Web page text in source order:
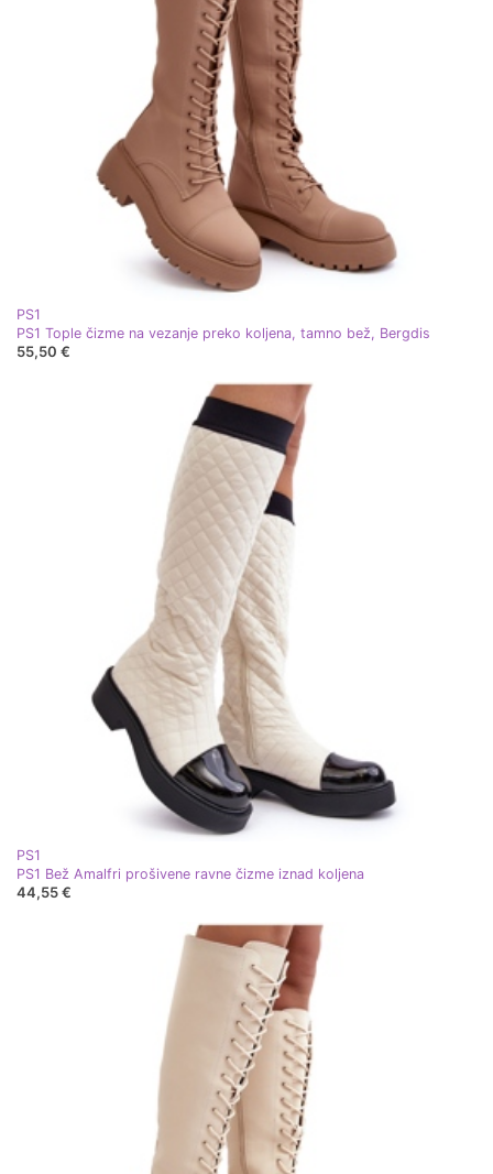
PS1
PS1 Tople čizme na vezanje preko koljena, tamno bež, Bergdis
55,50 €
PS1
PS1 Bež Amalfri prošivene ravne čizme iznad koljena
44,55 €